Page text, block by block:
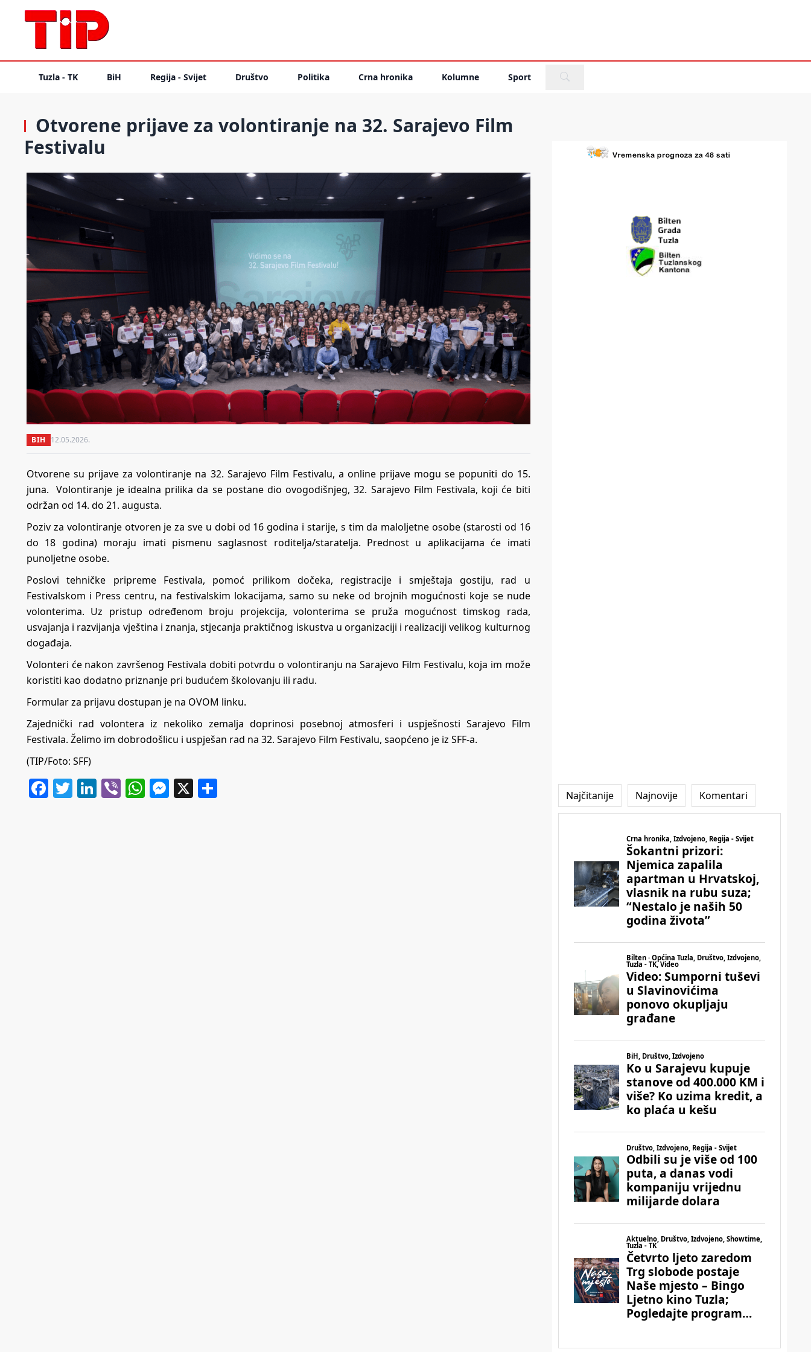
Tuzla - TK BiH Regija - Svijet Društvo Politika Crna hronika Kolumne Sport
Otvorene prijave za volontiranje na 32. Sarajevo Film
Festivalu
BIH 12.05.2026.
Otvorene su prijave za volontiranje na 32. Sarajevo Film Festivalu, a online prijave mogu se popuniti do 15.
juna. Volontiranje je idealna prilika da se postane dio ovogodišnjeg, 32. Sarajevo Film Festivala, koji će biti
održan od 14. do 21. augusta.
Poziv za volontiranje otvoren je za sve u dobi od 16 godina i starije, s tim da maloljetne osobe (starosti od 16
do 18 godina) moraju imati pismenu saglasnost roditelja/staratelja. Prednost u aplikacijama će imati
punoljetne osobe.
Poslovi tehničke pripreme Festivala, pomoć prilikom dočeka, registracije i smještaja gostiju, rad u
Festivalskom i Press centru, na festivalskim lokacijama, samo su neke od brojnih mogućnosti koje se nude
volonterima. Uz pristup određenom broju projekcija, volonterima se pruža mogućnost timskog rada,
usvajanja i razvijanja vještina i znanja, stjecanja praktičnog iskustva u organizaciji i realizaciji velikog kulturnog
događaja.
Volonteri će nakon završenog Festivala dobiti potvrdu o volontiranju na Sarajevo Film Festivalu, koja im može
koristiti kao dodatno priznanje pri budućem školovanju ili radu.
Formular za prijavu dostupan je na OVOM linku.
Zajednički rad volontera iz nekoliko zemalja doprinosi posebnoj atmosferi i uspješnosti Sarajevo Film
Festivala. Želimo im dobrodošlicu i uspješan rad na 32. Sarajevo Film Festivalu, saopćeno je iz SFF-a.
(TIP/Foto: SFF)
Facebook
Twitter
LinkedIn
ViberWhatsApp
Messenger
X Najčitanije Najnovije Komentari